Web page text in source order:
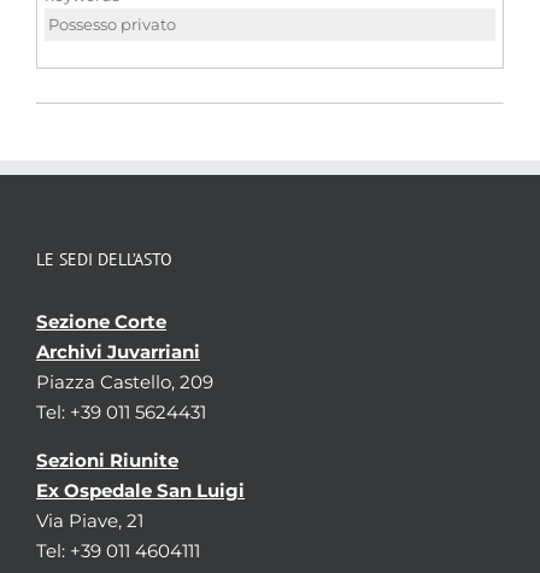
Possesso privato
LE SEDI DELL’ASTO
Sezione Corte
Archivi Juvarriani
Piazza Castello, 209
Tel: +39 011 5624431
Sezioni Riunite
Ex Ospedale San Luigi
Via Piave, 21
Tel: +39 011 4604111